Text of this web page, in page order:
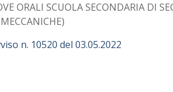
ORALI SCUOLA SECONDARIA DI
n. 10520 del 03.05.2022